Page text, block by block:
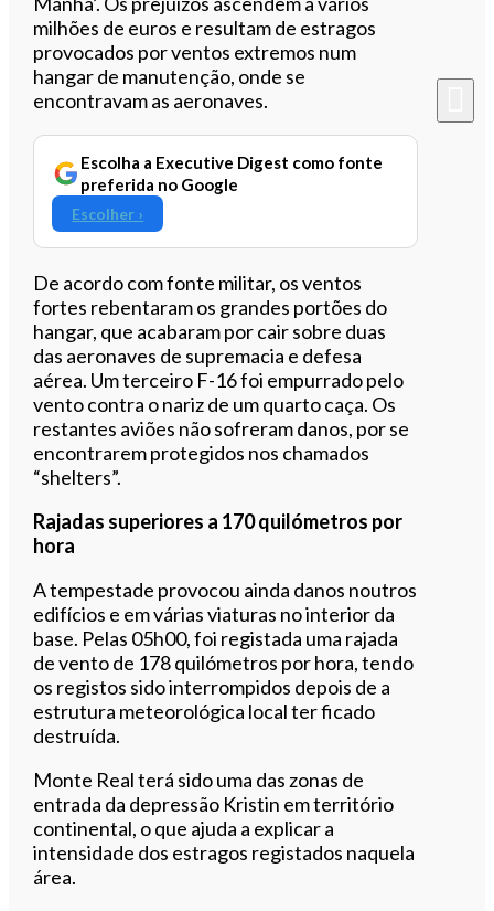
milhões de euros e resultam de estragos
provocados por ventos extremos num
hangar de manutenção, onde se
encontravam as aeronaves.
Escolha a Executive Digest como fonte
preferida no Google
Escolher ›
De acordo com fonte militar, os ventos
fortes rebentaram os grandes portões do
hangar, que acabaram por cair sobre duas
das aeronaves de supremacia e defesa
aérea. Um terceiro F-16 foi empurrado pelo
vento contra o nariz de um quarto caça. Os
restantes aviões não sofreram danos, por se
encontrarem protegidos nos chamados
“shelters”.
Rajadas superiores a 170 quilómetros por
hora
A tempestade provocou ainda danos noutros
edifícios e em várias viaturas no interior da
base. Pelas 05h00, foi registada uma rajada
de vento de 178 quilómetros por hora, tendo
os registos sido interrompidos depois de a
estrutura meteorológica local ter ficado
destruída.
Monte Real terá sido uma das zonas de
entrada da depressão Kristin em território
continental, o que ajuda a explicar a
intensidade dos estragos registados naquela
área.